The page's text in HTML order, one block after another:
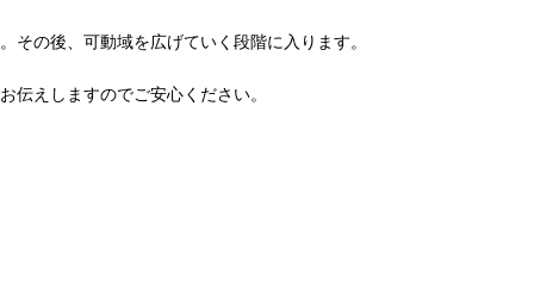
の後、可動域を広げていく段階に入ります。
伝えしますのでご安心ください。